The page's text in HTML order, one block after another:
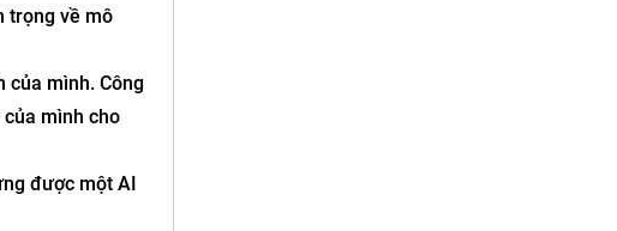
trọng về mô
của mình. Công
mình cho
được một AI